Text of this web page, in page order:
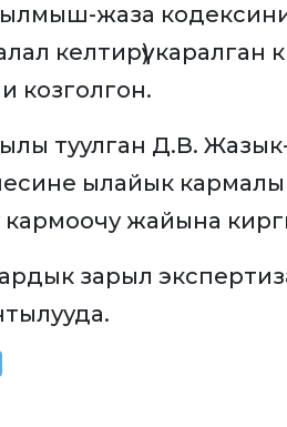
жаза
келтирүү)
туулган Д.В.
ылайык
жайына
зарыл